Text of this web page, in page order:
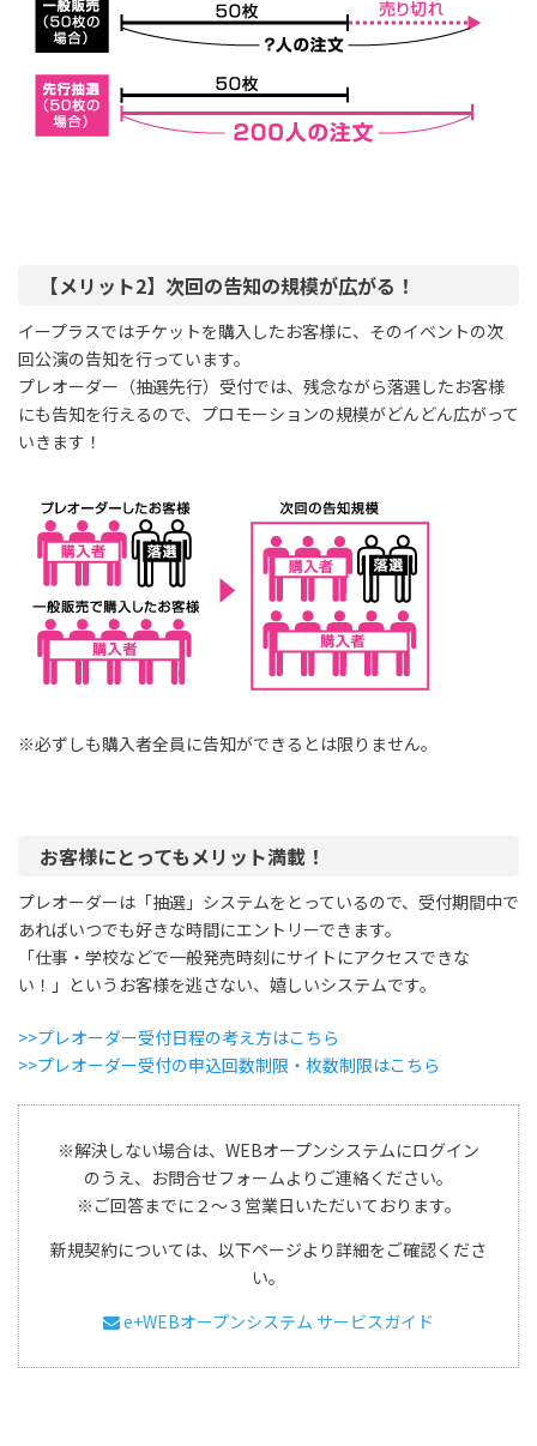
【メリット2】次回の告知の規模が広がる！
イープラスではチケットを購入したお客様に、そのイベントの次
回公演の告知を行っています。
プレオーダー（抽選先行）受付では、残念ながら落選したお客様
にも告知を行えるので、プロモーションの規模がどんどん広がって
いきます！
※必ずしも購入者全員に告知ができるとは限りません。
お客様にとってもメリット満載！
プレオーダーは「抽選」システムをとっているので、受付期間中で
あればいつでも好きな時間にエントリーできます。
「仕事・学校などで一般発売時刻にサイトにアクセスできな
い！」というお客様を逃さない、嬉しいシステムです。
>>プレオーダー受付日程の考え方はこちら
>>プレオーダー受付の申込回数制限・枚数制限はこちら
※解決しない場合は、WEBオープンシステムにログイン
のうえ、お問合せフォームよりご連絡ください。
※ご回答までに２～３営業日いただいております。
新規契約については、以下ページより詳細をご確認くださ
い。
e+WEBオープンシステム サービスガイド